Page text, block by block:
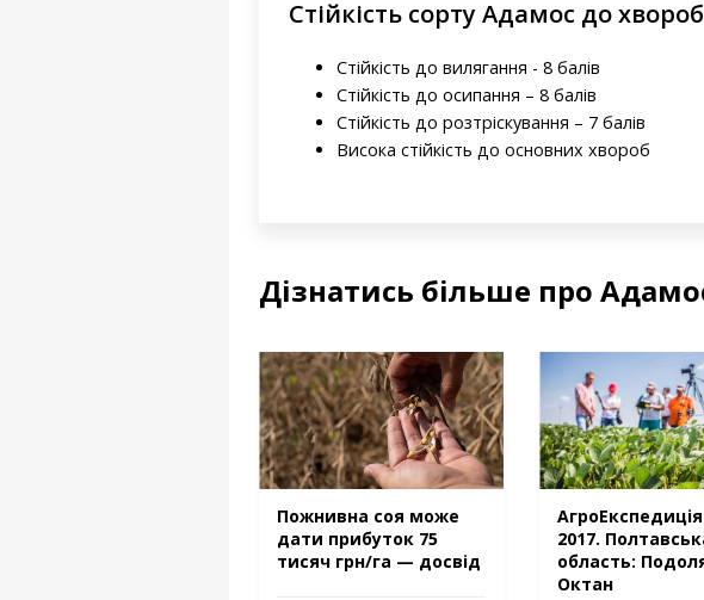
Стійкість сорту Адамос до
Стійкість до вилягання - 8 балів
Стійкість до осипання – 8 балів
Стійкість до розтріскування – 7 балів
Висока стійкість до основних хвороб
Дізнатись більше про
Пожнивна соя може
дати прибуток 75
тисяч грн/га — досвід
2017.
область:
Октан